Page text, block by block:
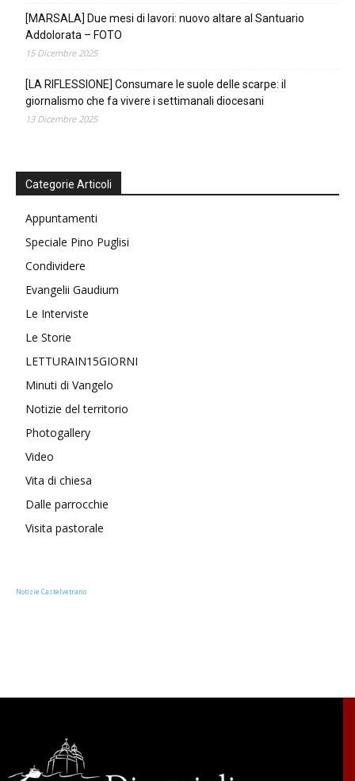
[MARSALA] Due mesi di lavori: nuovo altare al Santuario
Addolorata – FOTO
15 Dicembre 2025
[LA RIFLESSIONE] Consumare le suole delle scarpe: il
giornalismo che fa vivere i settimanali diocesani
13 Dicembre 2025
Categorie Articoli
Appuntamenti
Speciale Pino Puglisi
Condividere
Evangelii Gaudium
Le Interviste
Le Storie
LETTURAIN15GIORNI
Minuti di Vangelo
Notizie del territorio
Photogallery
Video
Vita di chiesa
Dalle parrocchie
Visita pastorale
Notizie Castelvetrano